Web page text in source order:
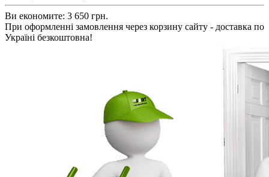
Ви економите: 3 650 грн.
При оформленні замовлення через корзину сайту - доставка по
Україні безкоштовна!